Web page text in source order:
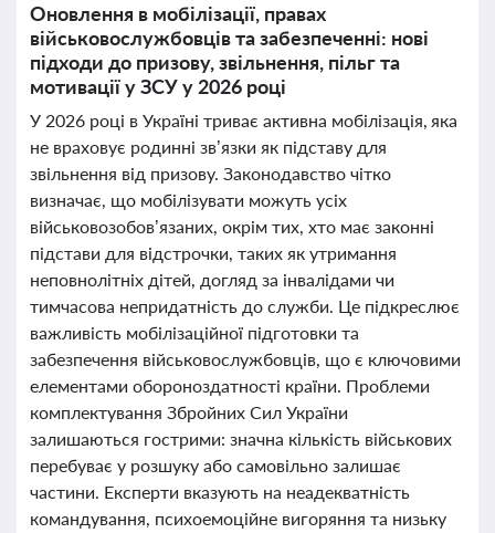
Оновлення в мобілізації, правах
військовослужбовців та забезпеченні: нові
підходи до призову, звільнення, пільг та
мотивації у ЗСУ у 2026 році
У 2026 році в Україні триває активна мобілізація, яка
не враховує родинні зв’язки як підставу для
звільнення від призову. Законодавство чітко
визначає, що мобілізувати можуть усіх
військовозобов’язаних, окрім тих, хто має законні
підстави для відстрочки, таких як утримання
неповнолітніх дітей, догляд за інвалідами чи
тимчасова непридатність до служби. Це підкреслює
важливість мобілізаційної підготовки та
забезпечення військовослужбовців, що є ключовими
елементами обороноздатності країни. Проблеми
комплектування Збройних Сил України
залишаються гострими: значна кількість військових
перебуває у розшуку або самовільно залишає
частини. Експерти вказують на неадекватність
командування, психоемоційне вигоряння та низьку